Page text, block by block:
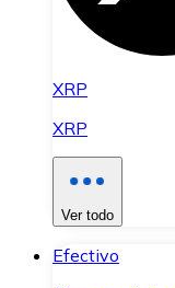
XRP
XRP
Ver todo
Efectivo